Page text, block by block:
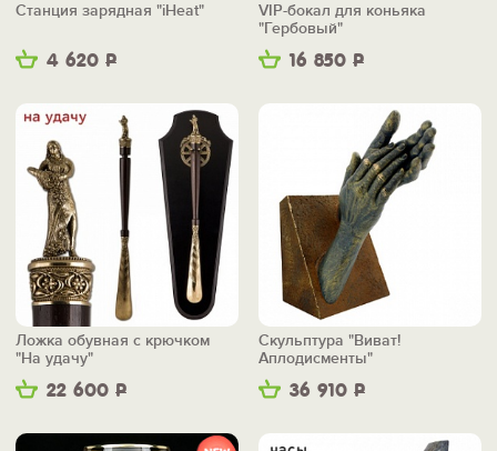
4 620 Р
Станция зарядная "iHeat"
16 850 Р
VIP-бокал для коньяка
"Гербовый"
22 600 Р
Ложка обувная с крючком
"На удачу"
36 910 Р
Скульптура "Виват!
Аплодисменты"